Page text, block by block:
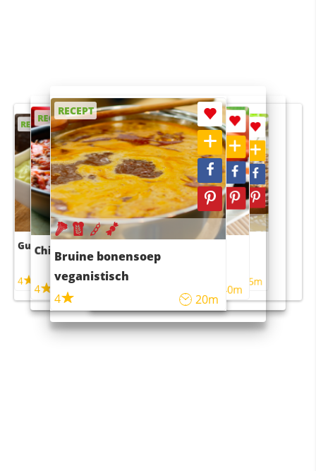
RECEPT
Guacamole
4
RECEPT
Chili con carne
4 45m
RECEPT
Bruine bonensoep
veganistisch
4
20m
RECEPT
Sushi rijstsalade
maaltijdsalade
40m
RECEPT
4 55m